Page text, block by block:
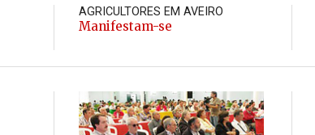
AGRICULTORES EM AVEIRO
Manifestam-se